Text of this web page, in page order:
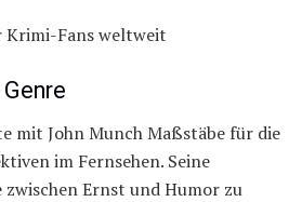
Fans weltweit
mit John Munch Maßstäbe für die
im Fernsehen. Seine
zwischen Ernst und Humor zu